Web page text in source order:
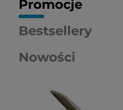
Promocje
Nowości
Bestsellery